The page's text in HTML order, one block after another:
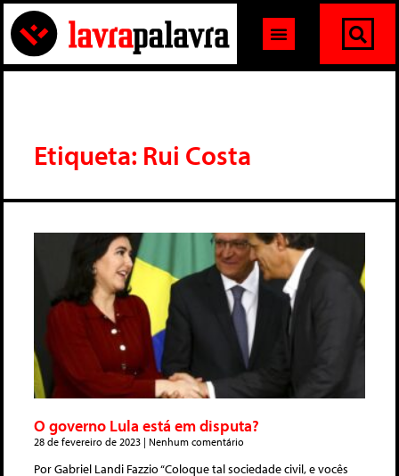
Etiqueta: Rui Costa
O governo Lula está em disputa?
28 de fevereiro de 2023 Nenhum comentário
Por Gabriel Landi Fazzio “Coloque tal sociedade civil, e vocês